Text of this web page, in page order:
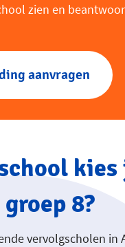
zien en
aanvragen
kies
groep 8?
vervolgscholen in